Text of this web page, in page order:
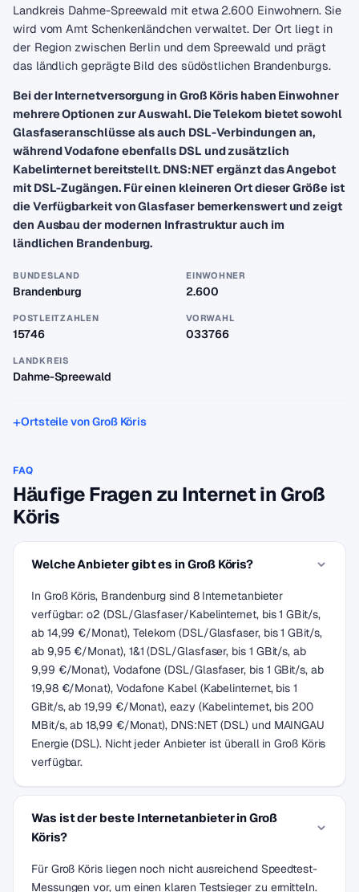
Landkreis Dahme-Spreewald mit etwa 2.600 Einwohnern. Sie
wird vom Amt Schenkenländchen verwaltet. Der Ort liegt in
der Region zwischen Berlin und dem Spreewald und prägt
das ländlich geprägte Bild des südöstlichen Brandenburgs.
Bei der Internetversorgung in Groß Köris haben Einwohner
mehrere Optionen zur Auswahl. Die Telekom bietet sowohl
Glasfaseranschlüsse als auch DSL-Verbindungen an,
während Vodafone ebenfalls DSL und zusätzlich
Kabelinternet bereitstellt. DNS:NET ergänzt das Angebot
mit DSL-Zugängen. Für einen kleineren Ort dieser Größe ist
die Verfügbarkeit von Glasfaser bemerkenswert und zeigt
den Ausbau der modernen Infrastruktur auch im
ländlichen Brandenburg.
BUNDESLAND
Brandenburg
EINWOHNER
2.600
POSTLEITZAHLEN
15746
VORWAHL
033766
LANDKREIS
Dahme-Spreewald
Ortsteile von Groß Köris
FAQ
Häufige Fragen zu Internet in Groß
Köris
Welche Anbieter gibt es in Groß Köris?
In Groß Köris, Brandenburg sind 8 Internetanbieter
verfügbar: o2 (DSL/Glasfaser/Kabelinternet, bis 1 GBit/s,
ab 14,99 €/Monat), Telekom (DSL/Glasfaser, bis 1 GBit/s,
ab 9,95 €/Monat), 1&1 (DSL/Glasfaser, bis 1 GBit/s, ab
9,99 €/Monat), Vodafone (DSL/Glasfaser, bis 1 GBit/s, ab
19,98 €/Monat), Vodafone Kabel (Kabelinternet, bis 1
GBit/s, ab 19,99 €/Monat), eazy (Kabelinternet, bis 200
MBit/s, ab 18,99 €/Monat), DNS:NET (DSL) und MAINGAU
Energie (DSL). Nicht jeder Anbieter ist überall in Groß Köris
verfügbar.
Was ist der beste Internetanbieter in Groß
Köris?
Für Groß Köris liegen noch nicht ausreichend Speedtest-
Messungen vor, um einen klaren Testsieger zu ermitteln.